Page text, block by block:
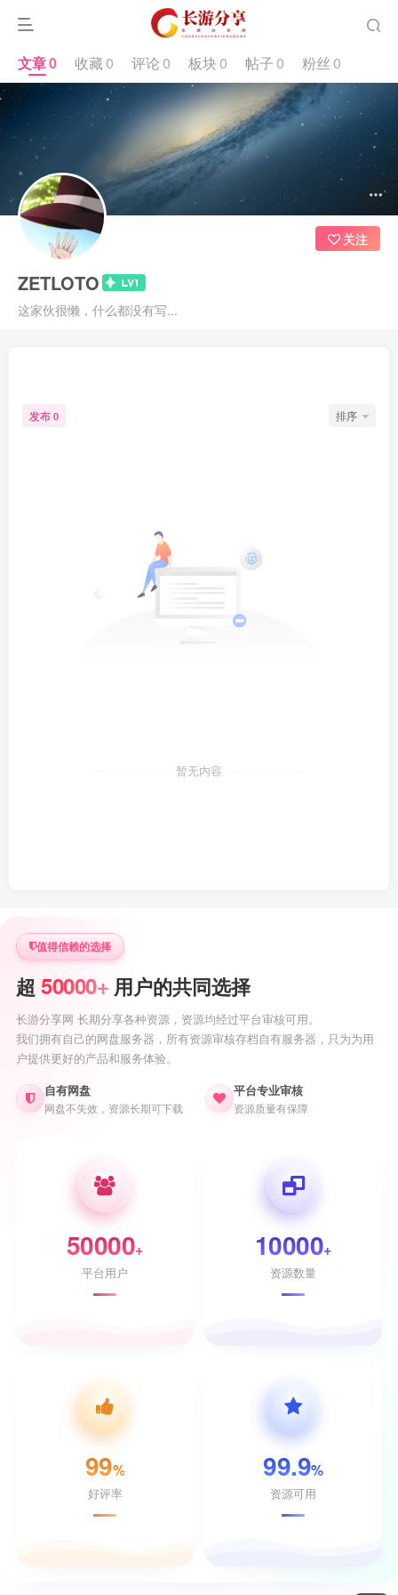
ZETLOTO
这家伙很懒，什么都没有写...
关注
文章0 收藏 0 评论 0 板块 0 帖子 0 粉丝 0
发布 0 排序
暂无内容
值得信赖的选择
超 50000+ 用户的共同选择
长游分享网 长期分享各种资源，资源均经过平台审核可用。
我们拥有自己的网盘服务器，所有资源审核存档自有服务器，只为为用
户提供更好的产品和服务体验。
自有网盘
网盘不失效，资源长期可下载
平台专业审核
资源质量有保障
50000+
平台用户
10000+
资源数量
99%
好评率
99.9%
资源可用